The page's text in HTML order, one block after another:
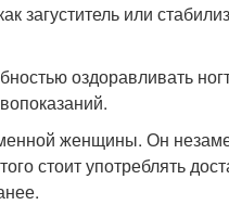
загуститель или
оздоравливать
женщины. Он
стоит употреблять